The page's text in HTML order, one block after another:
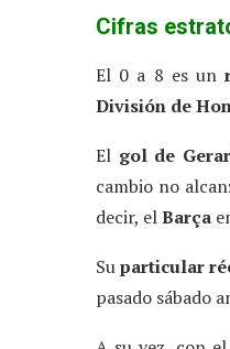
Cifras
El 0 a 8 es un
División de
El gol de
cambio no
decir, elBarça
Suparticular
pasado sábado